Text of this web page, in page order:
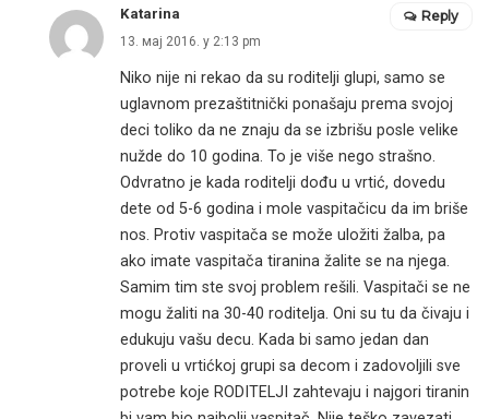
Katarina
13. мај 2016. у 2:13 pm
Niko nije ni rekao da su roditelji glupi, samo se
uglavnom prezaštitnički ponašaju prema svojoj
deci toliko da ne znaju da se izbrišu posle velike
nužde do 10 godina. To je više nego strašno.
Odvratno je kada roditelji dođu u vrtić, dovedu
dete od 5-6 godina i mole vaspitačicu da im briše
nos. Protiv vaspitača se može uložiti žalba, pa
ako imate vaspitača tiranina žalite se na njega.
Samim tim ste svoj problem rešili. Vaspitači se ne
mogu žaliti na 30-40 roditelja. Oni su tu da čivaju i
edukuju vašu decu. Kada bi samo jedan dan
proveli u vrtićkoj grupi sa decom i zadovoljili sve
potrebe koje RODITELJI zahtevaju i najgori tiranin
Reply